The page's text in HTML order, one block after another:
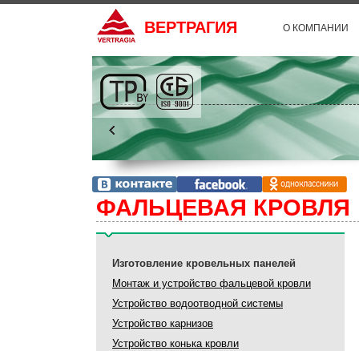
ВЕРТРАГИЯ О КОМПАНИИ
финской технологии
Республике Беларусь
ФАЛЬЦЕВАЯ КРОВЛЯ
Изготовление кровельных панелей
Монтаж и устройство фальцевой кровли
Устройство водоотводной системы
Устройство карнизов
Устройство конька кровли